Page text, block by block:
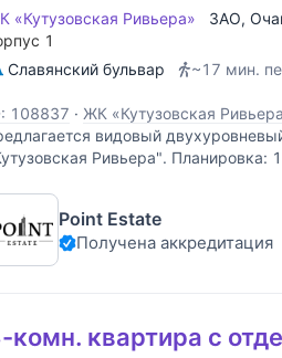
«Кутузовская Ривьера» ЗАО,
1
Славянский бульвар
~17 мин.
108837 · ЖК «Кутузовская
видовый
Ривьера". Планировка:
Point Estate
Получена аккредитация
комн. квартира с